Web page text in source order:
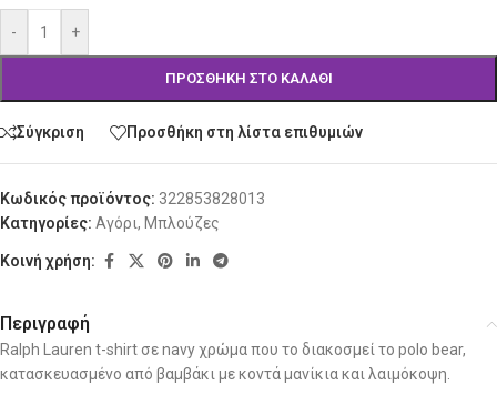
- +
ΠΡΟΣΘΉΚΗ ΣΤΟ ΚΑΛΆΘΙ
Σύγκριση Προσθήκη στη λίστα επιθυμιών
Κωδικός προϊόντος: 322853828013
Κατηγορίες: Αγόρι, Μπλούζες
Κοινή χρήση:
Περιγραφή
Ralph Lauren t-shirt σε navy χρώμα που το διακοσμεί το polo bear,
κατασκευασμένο από βαμβάκι με κοντά μανίκια και λαιμόκοψη.